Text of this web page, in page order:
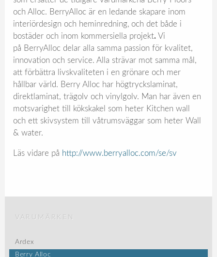
och Alloc. BerryAlloc är en ledande skapare inom
interiördesign och heminredning, och det både i
bostäder och inom kommersiella projekt.Vi
på BerryAlloc delar alla samma passion för kvalitet,
innovation och service. Alla strävar mot samma mål,
att förbättra livskvaliteten i en grönare och mer
hållbar värld. Berry Alloc har högtryckslaminat,
direktlaminat, trägolv och vinylgolv. Man har även en
motsvarighet till kökskakel som heter Kitchen wall
och ett skivsystem till våtrumsväggar som heter Wall
& water.
Läs vidare på http://www.berryalloc.com/se/sv
VARUMÄRKEN
Ardex
Berry Alloc